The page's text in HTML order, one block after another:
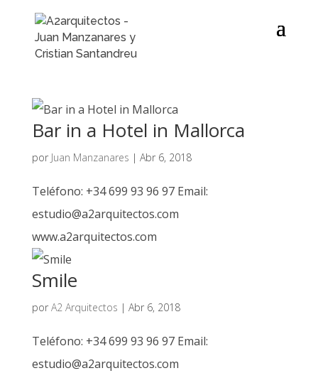
Bar in a Hotel in Mallorca
por Juan Manzanares | Abr 6, 2018
Teléfono: +34 699 93 96 97 Email:
estudio@a2arquitectos.com
www.a2arquitectos.com
Smile
por A2 Arquitectos | Abr 6, 2018
Teléfono: +34 699 93 96 97 Email:
estudio@a2arquitectos.com